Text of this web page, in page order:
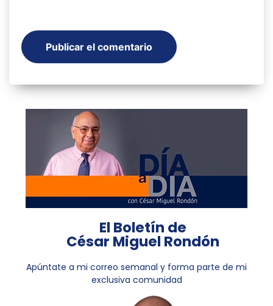
El Boletín de
César Miguel Rondón
Apúntate a mi correo semanal y forma parte de mi
exclusiva comunidad